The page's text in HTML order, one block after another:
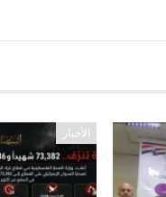
الأخبار